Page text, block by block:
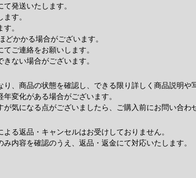
て発送いたします。
す。
。
かかる場合がございます。
ご連絡をお願いします。
ない場合がございます。
り、商品の状態を確認し、できる限り詳しく商品説明
変化がある場合がございます。
気になる点がございましたら、ご購入前にお問い合わ
る返品・キャンセルはお受けしておりません。
内容を確認のうえ、返品・返金にて対応いたします。